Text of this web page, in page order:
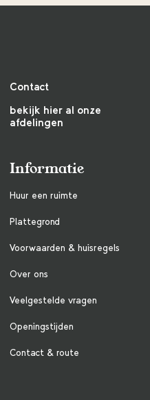
Contact
bekijk hier al onze
afdelingen
Informatie
Huur een ruimte
Plattegrond
Voorwaarden & huisregels
Over ons
Veelgestelde vragen
Openingstijden
Contact & route